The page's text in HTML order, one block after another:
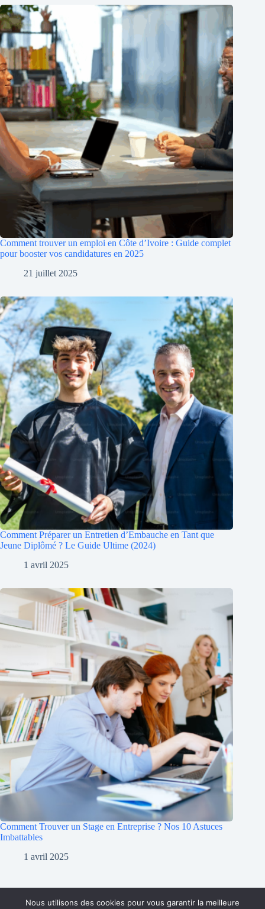
Comment trouver un emploi en Côte d’Ivoire : Guide complet
pour booster vos candidatures en 2025
21 juillet 2025
Comment Préparer un Entretien d’Embauche en Tant que
Jeune Diplômé ? Le Guide Ultime (2024)
1 avril 2025
Comment Trouver un Stage en Entreprise ? Nos 10 Astuces
Imbattables
1 avril 2025
Nous utilisons des cookies pour vous garantir la meilleure